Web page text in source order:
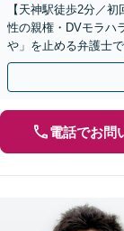
【天神駅徒歩2分／
性の親権・DVモラハ
や」を止める弁護士で
電話でお問